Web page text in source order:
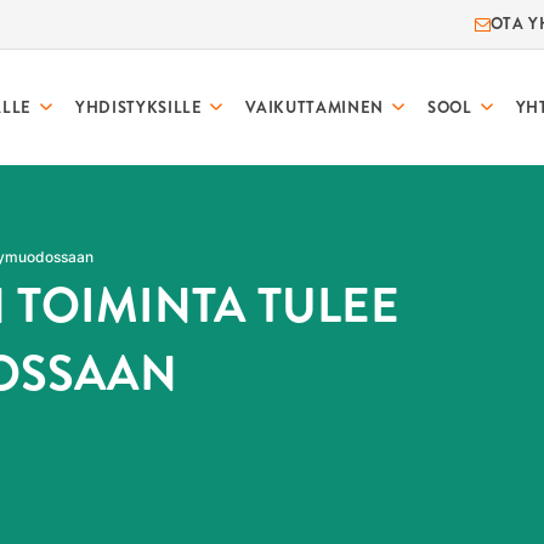
OTA
YHDISTYKSILLE VAIKUTTAMINEN SOOL
TULEE